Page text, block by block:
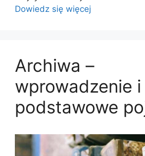
Dowiedz się więcej
Archiwa –
wprowadzenie i
podstawowe